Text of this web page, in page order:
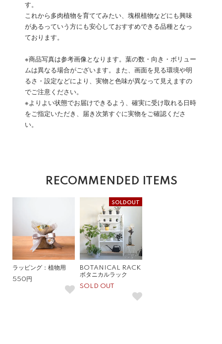
す。
これから多肉植物を育ててみたい、塊根植物などにも興味
があるっていう方にも安心しておすすめできる品種となっ
ております。
※商品写真は参考画像となります。葉の数・向き・ボリュー
ムは異なる場合がございます。また、画面を見る環境や明
るさ・設定などにより、実物と色味が異なって見えますの
でご注意ください。
※よりよい状態でお届けできるよう、確実に受け取れる日時
をご指定いただき、届き次第すぐに実物をご確認くださ
い。
RECOMMENDED ITEMS
ラッピング：植物用
550円
SOLDOUT
BOTANICAL RACK
ボタニカルラック
SOLD OUT